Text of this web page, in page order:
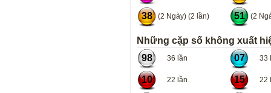
38 (2 Ngày) (2 lần) 51 (2
Những cặp số không xuất
98
36 lần 07 33
10 22 lần 15 22